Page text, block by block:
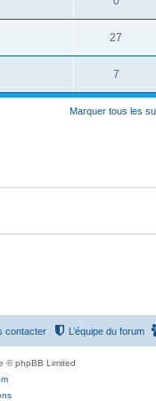
s
s
s
n
s
o
n
é
o
n
s
27
é
o
7R
é
s
s
Marquer tous les
L’équipe du forum
contacter
© phpBB Limited